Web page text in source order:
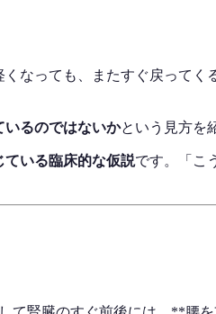
なっても、またすぐ戻って
いるのではないかという見方を
ている臨床的な仮説です。「こ